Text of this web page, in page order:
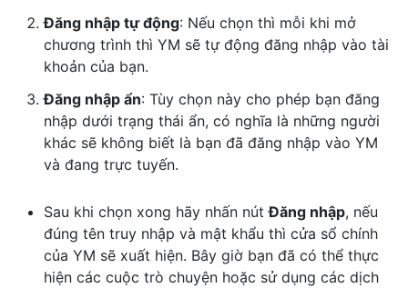
Đăng nhập tự động: Nếu chọn thì mỗi khi mở
chương trình thì YM sẽ tự động đăng nhập vào tài
khoản của bạn.
Đăng nhập ẩn: Tùy chọn này cho phép bạn đăng
nhập dưới trạng thái ẩn, có nghĩa là những người
khác sẽ không biết là bạn đã đăng nhập vào YM
và đang trực tuyến.
Sau khi chọn xong hãy nhấn nútĐăng nhập, nếu
đúng tên truy nhập và mật khẩu thì cửa sổ chính
của YM sẽ xuất hiện. Bây giờ bạn đã có thể thực
hiện các cuộc trò chuyện hoặc sử dụng các dịch